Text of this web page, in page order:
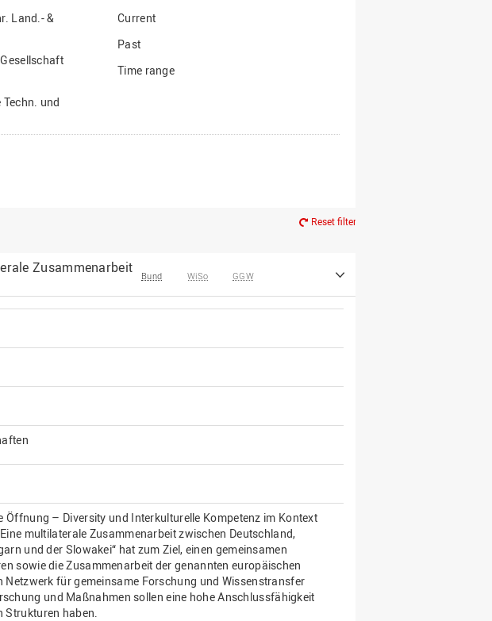
Land.- &
und
Current
Past
Time range
Reset filter
Zusammenarbeit Bund WiSo GGW
Öffnung – Diversity und Interkulturelle Kompetenz im Kontext
multilaterale Zusammenarbeit zwischen Deutschland,
und der Slowakei“ hat zum Ziel, einen gemeinsamen
sowie die Zusammenarbeit der genannten europäischen
für gemeinsame Forschung und Wissenstransfer
und Maßnahmen sollen eine hohe Anschlussfähigkeit
Strukturen haben.